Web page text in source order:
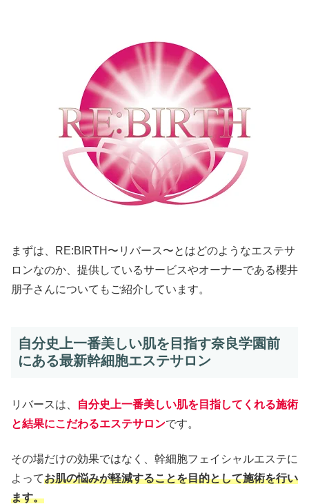
まずは、RE:BIRTH〜リバース〜とはどのようなエステサ
ロンなのか、提供しているサービスやオーナーである櫻井
朋子さんについてもご紹介しています。
自分史上一番美しい肌を目指す奈良学園前
にある最新幹細胞エステサロン
リバースは、
自分史上一番美しい肌を目指してくれる施術
と結果にこだわるエステサロンです。
その場だけの効果ではなく、幹細胞フェイシャルエステに
よってお肌の悩みが軽減することを目的として施術を行い
ます。